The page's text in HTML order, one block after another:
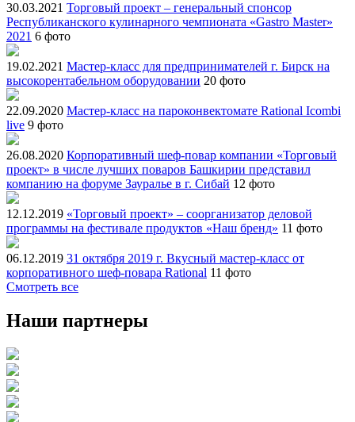
30.03.2021 Торговый проект – генеральный спонсор
Республиканского кулинарного чемпионата «Gastro Master»
2021 6 фото
19.02.2021 Мастер-класс для предпринимателей г. Бирск на
высокорентабельном оборудовании 20 фото
22.09.2020 Мастер-класс на пароконвектомате Rational Icombi
live 9 фото
26.08.2020 Корпоративный шеф-повар компании «Торговый
проект» в числе лучших поваров Башкирии представил
компанию на форуме Зауралье в г. Сибай 12 фото
12.12.2019 «Торговый проект» – соорганизатор деловой
программы на фестивале продуктов «Наш бренд» 11 фото
06.12.2019 31 октября 2019 г. Вкусный мастер-класс от
корпоративного шеф-повара Rational 11 фото
Смотреть все
Наши партнеры